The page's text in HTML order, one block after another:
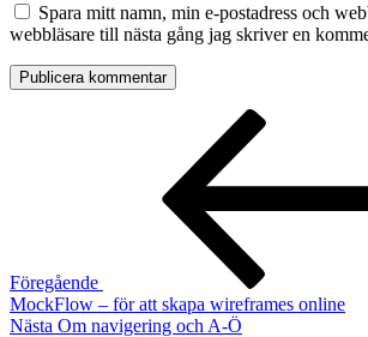
Spara mitt namn, min e-postadress och
webbläsare till nästa gång jag skriver en
Inläggsnavigering
Föregående
MockFlow – för att skapa wireframes online
Nästa
Nästa Om navigering och A-Ö